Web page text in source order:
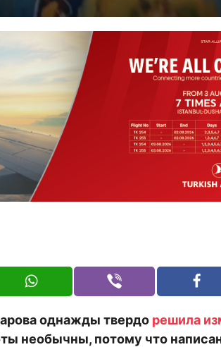
однажды твердо решила
необычны, потому что